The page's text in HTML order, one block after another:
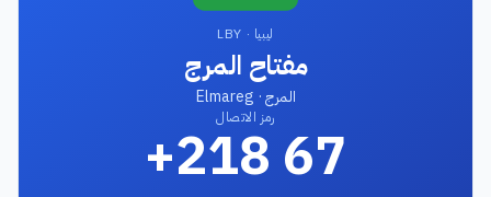
ليبيا · LBY
مفتاح المرج
المرج · Elmareg
رمز الاتصال
+218 67